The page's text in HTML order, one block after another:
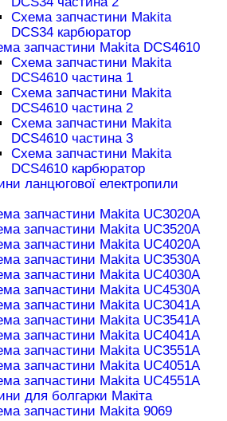
Схема запчастини Makita
DCS34 карбюратор
запчастини Makita DCS4610
Схема запчастини Makita
DCS4610 частина 1
Схема запчастини Makita
DCS4610 частина 2
Схема запчастини Makita
DCS4610 частина 3
Схема запчастини Makita
DCS4610 карбюратор
ланцюгової електропили
запчастини Makita UC3020A
запчастини Makita UC3520A
запчастини Makita UC4020A
запчастини Makita UC3530A
запчастини Makita UC4030A
запчастини Makita UC4530A
запчастини Makita UC3041A
запчастини Makita UC3541A
запчастини Makita UC4041A
запчастини Makita UC3551A
запчастини Makita UC4051A
запчастини Makita UC4551A
для болгарки Макіта
запчастини Makita 9069